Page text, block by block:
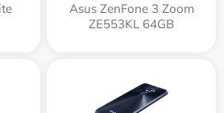
Asus ZenFone 3 Zoom
ZE553KL 64GB